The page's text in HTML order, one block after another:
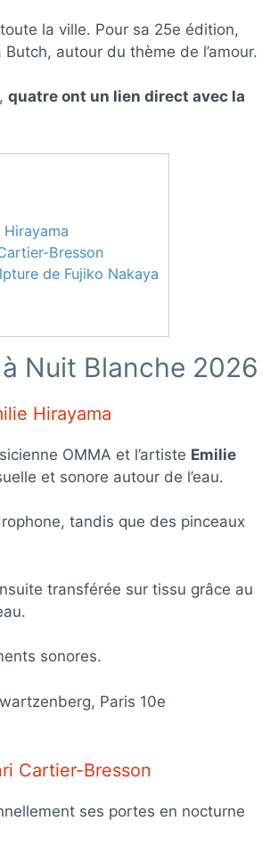
la ville. Pour sa 25e édition,
autour du thème de l’amour.
quatre ont un lien direct avec la
Bresson
de Fujiko Nakaya
Nuit Blanche 2026
Hirayama
OMMA et l’artiste Emilie
et sonore autour de l’eau.
tandis que des pinceaux
transférée sur tissu grâce au
sonores.
Paris 10e
Cartier-Bresson
ses portes en nocturne